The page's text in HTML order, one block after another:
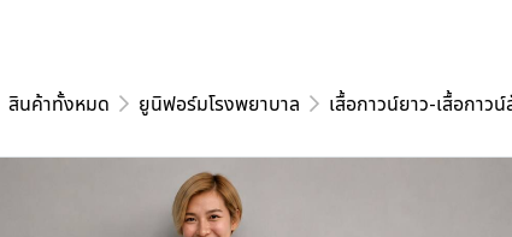
สินค้าทั้งหมด ยูนิฟอร์มโรงพยาบาล เสื้อกาวน์ยาว-เสื้อกาว